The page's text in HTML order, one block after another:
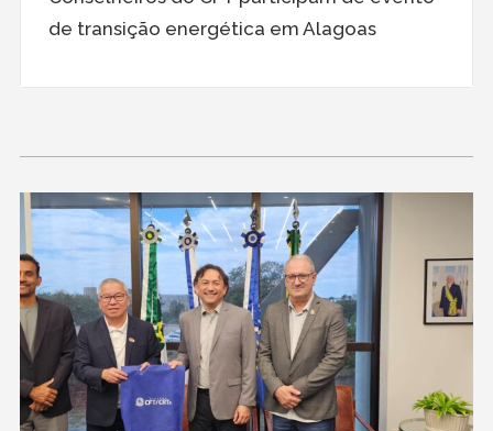
de transição energética em Alagoas